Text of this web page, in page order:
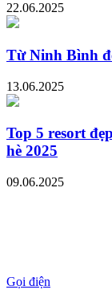
22.06.2025
Từ Ninh Bình
13.06.2025
Top 5 resort
hè 2025
09.06.2025
Gọi điện